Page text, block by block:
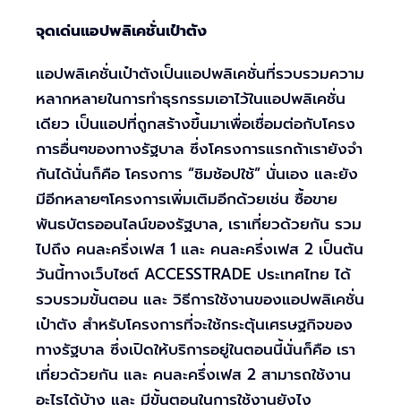
จุดเด่นแอปพลิเคชั่นเป๋าตัง
แอปพลิเคชั่นเป๋าตังเป็นแอปพลิเคชั่นที่รวบรวมความ
หลากหลายในการทำธุรกรรมเอาไว้ในแอปพลิเคชั่น
เดียว เป็นแอปที่ถูกสร้างขึ้นมาเพื่อเชื่อมต่อกับโครง
การอื่นๆของทางรัฐบาล ซึ่งโครงการแรกถ้าเรายังจำ
กันได้นั่นก็คือ โครงการ “ชิมช้อปใช้” นั่นเอง และยัง
มีอีกหลายๆโครงการเพิ่มเติมอีกด้วยเช่น ซื้อขาย
พันธบัตรออนไลน์ของรัฐบาล, เราเที่ยวด้วยกัน รวม
ไปถึง คนละครึ่งเฟส 1 และ คนละครึ่งเฟส 2 เป็นต้น
วันนี้ทางเว็บไซต์ ACCESSTRADE ประเทศไทย ได้
รวบรวมขั้นตอน และ วิธีการใช้งานของแอปพลิเคชั่น
เป๋าตัง สำหรับโครงการที่จะใช้กระตุ้นเศรษฐกิจของ
ทางรัฐบาล ซึ่งเปิดให้บริการอยู่ในตอนนี้นั่นก็คือ เรา
เที่ยวด้วยกัน และ คนละครึ่งเฟส 2 สามารถใช้งาน
อะไรได้บ้าง และ มีขั้นตอนในการใช้งานยังไง